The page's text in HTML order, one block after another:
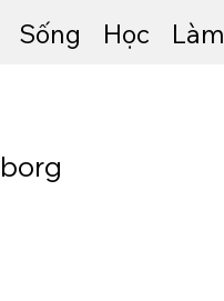
Sống Học Làm